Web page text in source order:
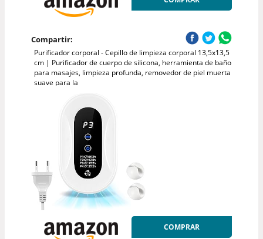
Compartir:
Purificador corporal - Cepillo de limpieza corporal 13,5x13,5
cm | Purificador de cuerpo de silicona, herramienta de baño
para masajes, limpieza profunda, removedor de piel muerta
suave para la
COMPRAR